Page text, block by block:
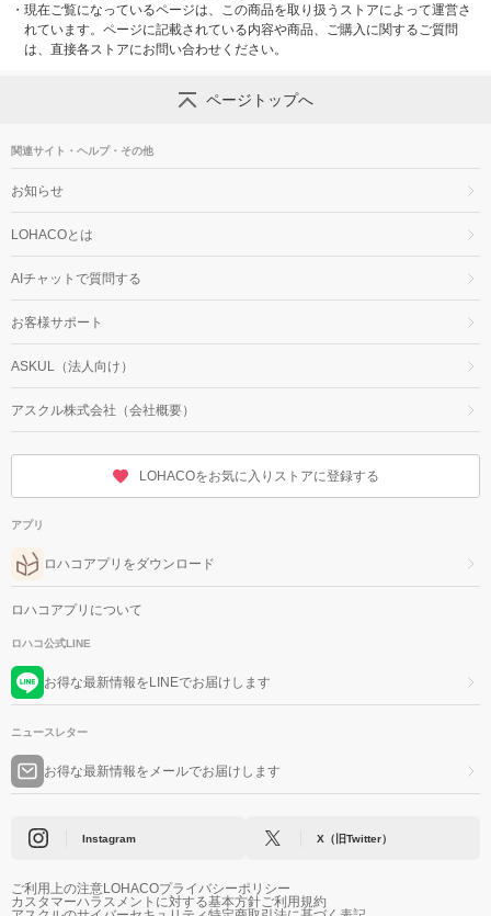
・ 現在ご覧になっているページは、この商品を取り扱うストアによって運営さ
れています。ページに記載されている内容や商品、ご購入に関するご質問
は、直接各ストアにお問い合わせください。
ページトップへ
関連サイト・ヘルプ・その他
お知らせ
LOHACOとは
AIチャットで質問する
お客様サポート
ASKUL（法人向け）
アスクル株式会社（会社概要）
LOHACOをお気に入りストアに登録する
アプリ
ロハコアプリをダウンロード
ロハコアプリについて
ロハコ公式LINE
お得な最新情報をLINEでお届けします
ニュースレター
お得な最新情報をメールでお届けします
Instagram X（旧Twitter）
ご利用上の注意LOHACOプライバシーポリシー
カスタマーハラスメントに対する基本方針ご利用規約